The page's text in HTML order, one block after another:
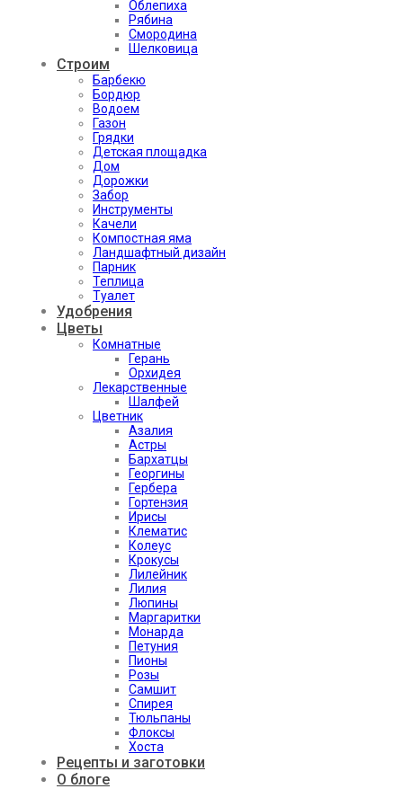
Облепиха
Рябина
Смородина
Шелковица
Строим
Барбекю
Бордюр
Водоем
Газон
Грядки
Детская площадка
Дом
Дорожки
Забор
Инструменты
Качели
Компостная яма
Ландшафтный дизайн
Парник
Теплица
Туалет
Удобрения
Цветы
Комнатные
Герань
Орхидея
Лекарственные
Шалфей
Цветник
Азалия
Астры
Бархатцы
Георгины
Гербера
Гортензия
Ирисы
Клематис
Колеус
Крокусы
Лилейник
Лилия
Люпины
Маргаритки
Монарда
Петуния
Пионы
Розы
Самшит
Спирея
Тюльпаны
Флоксы
Хоста
Рецепты и заготовки
О блоге